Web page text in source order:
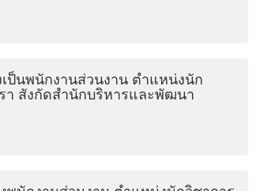
ป็นพนักงานส่วนงาน ตำแหน่งนัก
า สังกัดสำนักบริหารและพัฒนา